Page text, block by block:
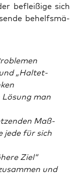
beflei­ßi­ge sich
behelfs­mä­
„Haltet-
man
Maß­
jede für sich
Ziel“
und